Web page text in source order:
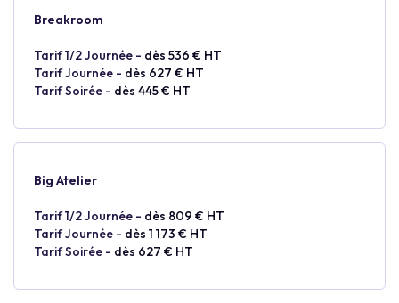
Breakroom
Tarif 1/2 Journée - dès 536 € HT
Tarif Journée - dès 627 € HT
Tarif Soirée - dès 445 € HT
Big Atelier
Tarif 1/2 Journée - dès 809 € HT
Tarif Journée - dès 1 173 € HT
Tarif Soirée - dès 627 € HT